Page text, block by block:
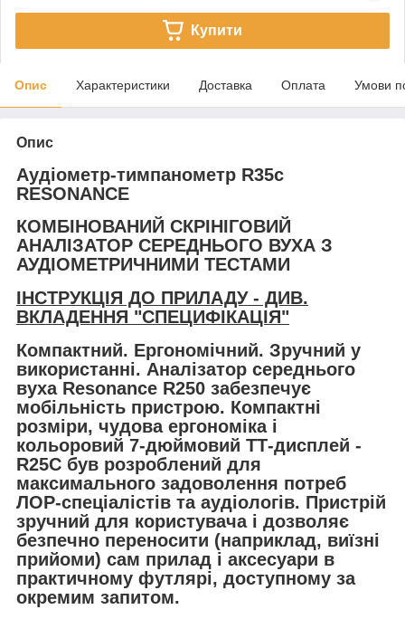
Купити
Опис Характеристики Доставка Оплата Умови
Опис
Аудіометр-тимпанометр R35с
RESONANCE
КОМБІНОВАНИЙ СКРІНІГОВИЙ
АНАЛІЗАТОР СЕРЕДНЬОГО ВУХА З
АУДІОМЕТРИЧНИМИ ТЕСТАМИ
ІНСТРУКЦІЯ ДО ПРИЛАДУ - ДИВ.
ВКЛАДЕННЯ "СПЕЦИФІКАЦІЯ"
Компактний. Ергономічний. Зручний у
використанні. Аналізатор середнього
вуха Resonance R250 забезпечує
мобільність пристрою. Компактні
розміри, чудова ергономіка і
кольоровий 7-дюймовий ТТ-дисплей -
R25С був розроблений для
максимального задоволення потреб
ЛОР-спеціалістів та аудіологів. Пристрій
зручний для користувача і дозволяє
безпечно переносити (наприклад, виїзні
прийоми) сам прилад і аксесуари в
практичному футлярі, доступному за
окремим запитом.